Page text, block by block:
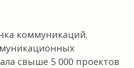
коммуникаций.
свыше 5 000 проектов